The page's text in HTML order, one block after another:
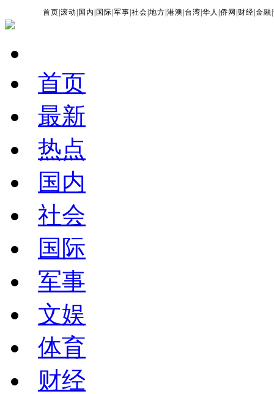
首页 |滚动 国内 国际 |军事 |社会 |地方 |港澳 台湾 |华人 |侨网 财经 |金融 |
首页
最新
热点
国内
社会
国际
军事
文娱
体育
财经